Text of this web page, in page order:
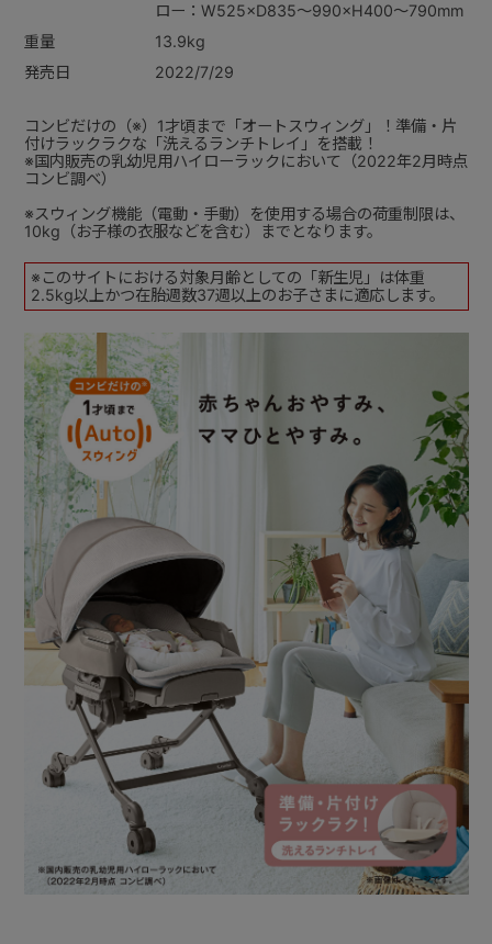
ロー：W525×D835～990×H400～790mm
重量
13.9kg
発売日
2022/7/29
コンビだけの（※）1才頃まで「オートスウィング」！準備・片
付けラックラクな「洗えるランチトレイ」を搭載！
※国内販売の乳幼児用ハイローラックにおいて（2022年2月時点
コンビ調べ）
※スウィング機能（電動・手動）を使用する場合の荷重制限は、
10kg（お子様の衣服などを含む）までとなります。
※このサイトにおける対象月齢としての「新生児」は体重
2.5kg以上かつ在胎週数37週以上のお子さまに適応します。